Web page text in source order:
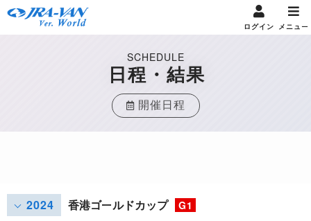
ログイン メニュー
SCHEDULE
日程・結果
開催日程
2024 香港ゴールドカップ G1